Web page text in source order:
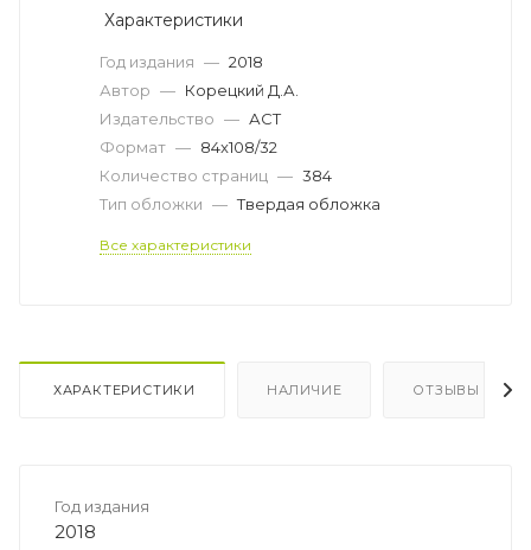
Характеристики
Год издания — 2018
Автор — Корецкий Д.А.
Издательство — АСТ
Формат — 84x108/32
Количество страниц — 384
Тип обложки — Твердая обложка
Все характеристики
ХАРАКТЕРИСТИКИ НАЛИЧИЕ ОТЗЫВЫ
Год издания
2018